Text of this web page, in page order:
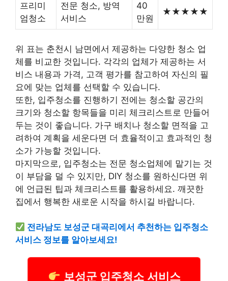
프리미
엄청소
전문 청소, 방역
서비스
40
만원
★★★★★
위 표는 춘천시 남면에서 제공하는 다양한 청소 업
체를 비교한 것입니다. 각각의 업체가 제공하는 서
비스 내용과 가격, 고객 평가를 참고하여 자신의 필
요에 맞는 업체를 선택할 수 있습니다.
또한, 입주청소를 진행하기 전에는 청소할 공간의
크기와 청소할 항목들을 미리 체크리스트로 만들어
두는 것이 좋습니다. 가구 배치나 청소할 면적을 고
려하여 계획을 세운다면 더 효율적이고 효과적인 청
소가 가능할 것입니다.
마지막으로, 입주청소는 전문 청소업체에 맡기는 것
이 부담을 덜 수 있지만, DIY 청소를 원하신다면 위
에 언급된 팁과 체크리스트를 활용하세요. 깨끗한
집에서 행복한 새로운 시작을 하시길 바랍니다.
전라남도 보성군 대곡리에서 추천하는 입주청소
서비스 정보를 알아보세요!
보성군 입주청소 서비스